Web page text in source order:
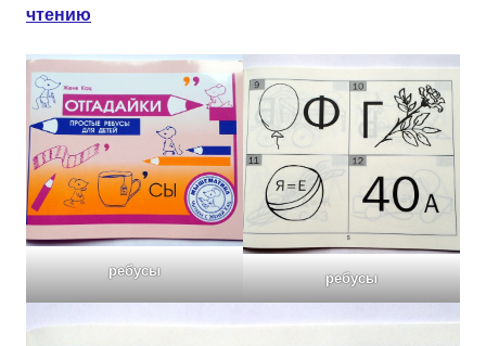
чтению
ребусы ребусы